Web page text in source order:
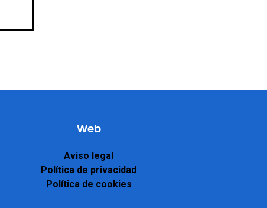
Web
Aviso legal
Política de privacidad
Política de cookies